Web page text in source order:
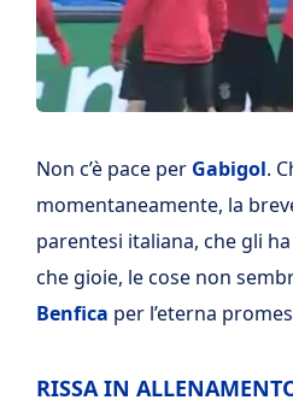
Non c’è pace per Gabigol.
momentaneamente, la
parentesi italiana, che gli
che gioie, le cose non
Benfica per l’eterna
RISSA IN